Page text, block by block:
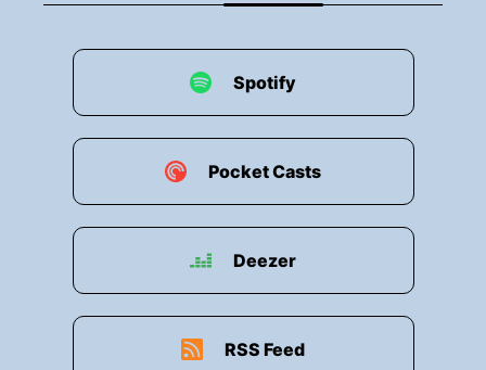
00:00:52: Hallo, Frau Fieweger.
00:00:53: Ich freue mich sehr, mit Ihnen
gemeinsam in die erste Folge unseres neuen
Podcasts zu starten.
00:00:59: Bevor wir in die Geschichte
eintauchen, möchte ich klar sagen, dass es sich
bei dem heute vorgestellten Fall um eine
Einzelfallentscheidung handelt.
00:01:06: Jeder Versicherungsfall wird durch
den Unfallversicherungsträger individuell
Spotify
Pocket Casts
Deezer
RSS Feed